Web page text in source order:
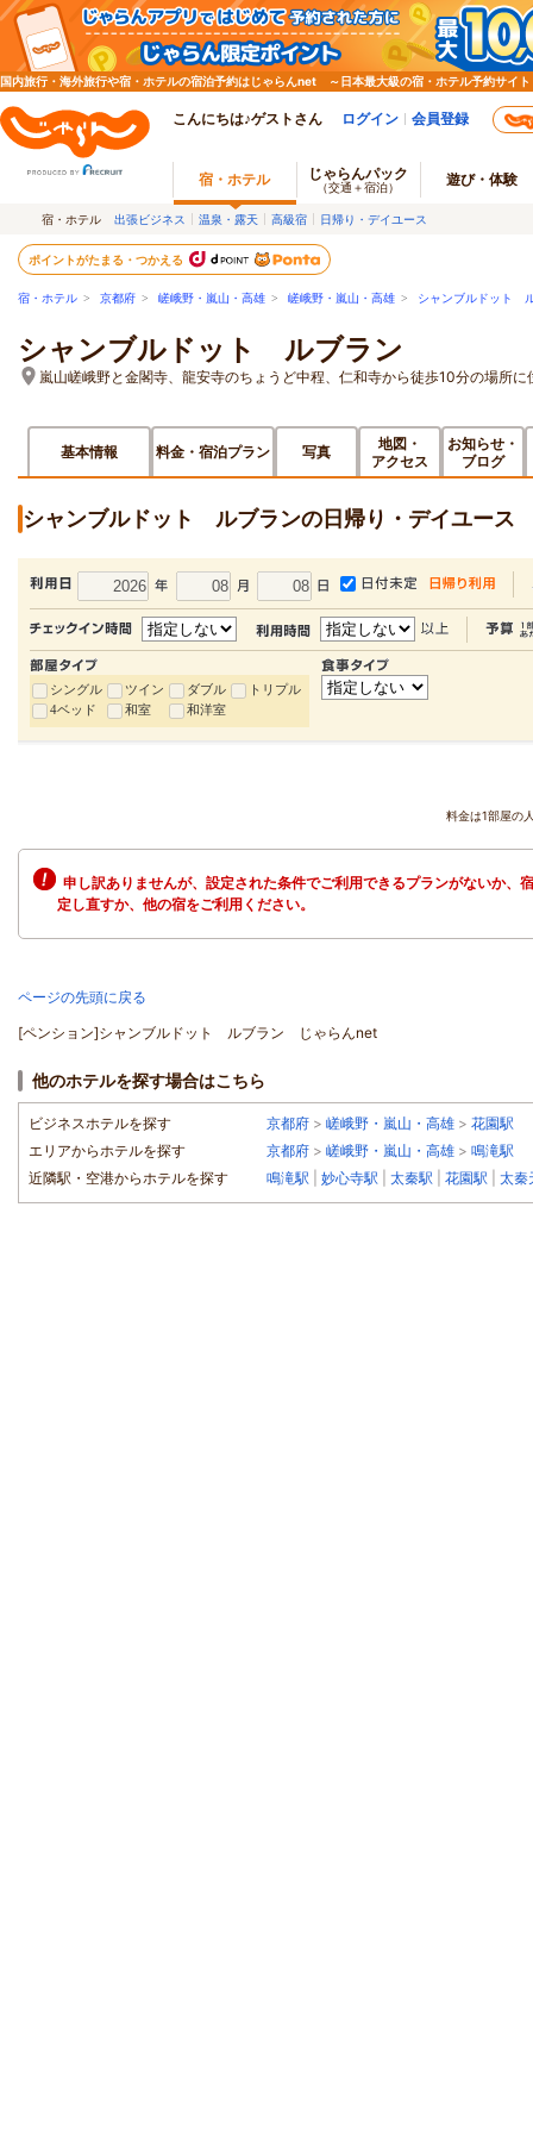
国内旅行・海外旅行や宿・ホテルの宿泊予約はじゃらんnet ～日本最大級の宿・ホテル予約サイト
こんにちは♪ゲストさん ログイン 会員登録
宿・ホテル じゃらんパック
（交通＋宿泊） 遊び・体験
宿・ホテル 出張ビジネス 温泉・露天 高級宿 日帰り・デイユース
ポイントがたまる・つかえる
宿・ホテル > 京都府 > 嵯峨野・嵐山・高雄 > 嵯峨野・嵐山・高雄 > シャンブルドット
シャンブルドット ルブラン
嵐山嵯峨野と金閣寺、龍安寺のちょうど中程、仁和寺から徒歩10分の場所に
基本情報 料金・宿泊プラン 写真
地図・
アクセス
お知らせ・
ブログ
シャンブルドット ルブランの日帰り・デイユース
シングル ツイン ダブル
トリプル
4ベッド
和室 和洋室
料金は1部屋の
申し訳ありませんが、設定された条件でご利用できるプランがないか、
定し直すか、他の宿をご利用ください。
ページの先頭に戻る
[ペンション]シャンブルドット ルブラン じゃらんnet
他のホテルを探す場合はこちら
ビジネスホテルを探す 京都府 > 嵯峨野・嵐山・高雄 > 花園駅
エリアからホテルを探す
京都府 > 嵯峨野・嵐山・高雄 > 鳴滝駅
近隣駅・空港からホテルを探す
鳴滝駅 妙心寺駅 太秦駅 花園駅 太秦